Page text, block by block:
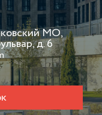
МО,
д. 6